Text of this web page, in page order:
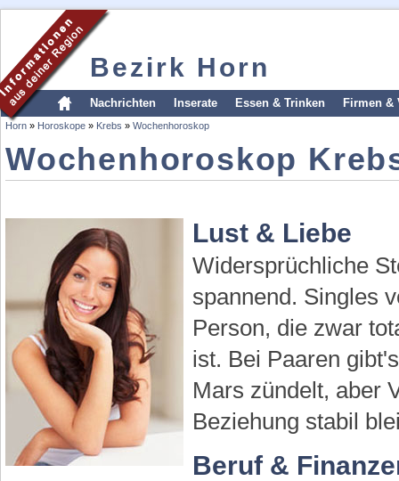
Bezirk Horn
Nachrichten Inserate Essen & Trinken Firmen &
Horn » Horoskope » Krebs » Wochenhoroskop
Wochenhoroskop
Lust & Liebe
Widersprüchliche
spannend. Singles
Person, die zwar
ist. Bei Paaren
Mars zündelt, aber
Beziehung stabil
Beruf &